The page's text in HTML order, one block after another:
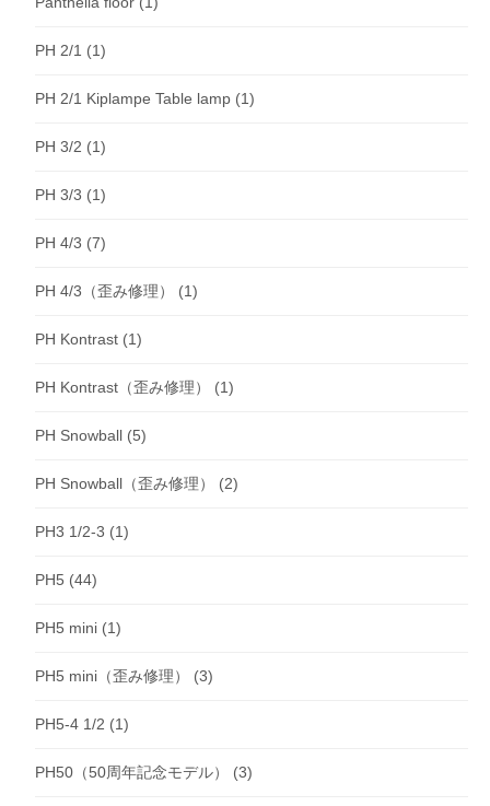
PH 2/1 (1)
PH 2/1 Kiplampe Table lamp (1)
PH 3/2 (1)
PH 3/3 (1)
PH 4/3 (7)
PH 4/3（歪み修理） (1)
PH Kontrast (1)
PH Kontrast（歪み修理） (1)
PH Snowball (5)
PH Snowball（歪み修理） (2)
PH3 1/2-3 (1)
PH5 (44)
PH5 mini (1)
PH5 mini（歪み修理） (3)
PH5-4 1/2 (1)
PH50（50周年記念モデル） (3)